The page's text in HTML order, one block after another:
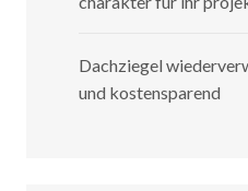
Dachziegel
und kostensparend